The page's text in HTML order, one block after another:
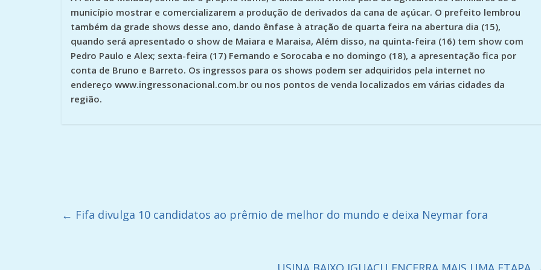
município mostrar e comercializarem a produção de derivados da cana de açúcar. O prefeito lembrou
também da grade shows desse ano, dando ênfase à atração de quarta feira na abertura dia (15),
quando será apresentado o show de Maiara e Maraisa, Além disso, na quinta-feira (16) tem show com
Pedro Paulo e Alex; sexta-feira (17) Fernando e Sorocaba e no domingo (18), a apresentação fica por
conta de Bruno e Barreto. Os ingressos para os shows podem ser adquiridos pela internet no
endereço www.ingressonacional.com.br ou nos pontos de venda localizados em várias cidades da
região.
← Fifa divulga 10 candidatos ao prêmio de melhor do mundo e deixa Neymar fora